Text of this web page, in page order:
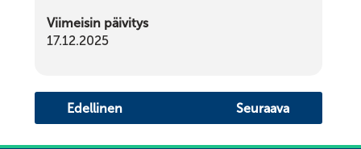
Viimeisin päivitys
17.12.2025
Edellinen Seuraava